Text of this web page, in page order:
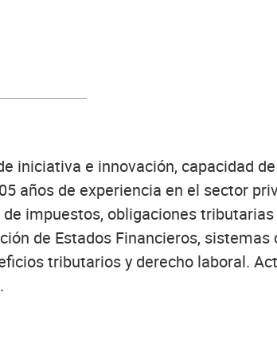
iniciativa e innovación, capacidad
años de experiencia en el sector
impuestos, obligaciones tributarias
de Estados Financieros, sistemas
tributarios y derecho laboral.